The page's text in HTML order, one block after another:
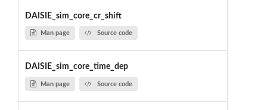
DAISIE_sim_core_cr_shift
Man page Source code
DAISIE_sim_core_time_dep
Man page Source code